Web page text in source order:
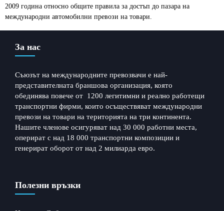
2009 година относно общите правила за достъп до пазара на
международни автомобилни превози на товари.
За нас
Съюзът на международните превозвачи е най-
представителната браншова организация, която
обединява повече от 1200 легитимни и реално работещи
транспортни фирми, които осъществяват международни
превози на товари на територията на три континента.
Нашите членове осигуряват над 30 000 работни места,
оперират с над 18 000 транспортни композиции и
генерират оборот от над 2 милиарда евро.
Полезни връзки